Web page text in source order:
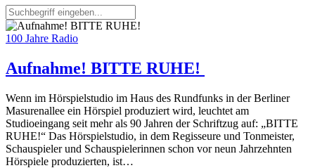
100 Jahre Radio
Aufnahme! BITTE RUHE!
Wenn im Hörspielstudio im Haus des Rundfunks in der Berliner
Masurenallee ein Hörspiel produziert wird, leuchtet am
Studioeingang seit mehr als 90 Jahren der Schriftzug auf: „BITTE
RUHE!“ Das Hörspielstudio, in dem Regisseure und Tonmeister,
Schauspieler und Schauspielerinnen schon vor neun Jahrzehnten
Hörspiele produzierten, ist…